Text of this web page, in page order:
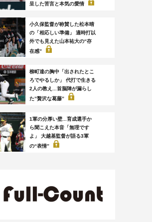
呈した苦言と本気の愛情
小久保監督が称賛した松本晴
の「相応しい準備」 適時打以
外でも見えた山本祐大の“存
在感”
柳町達の胸中「出されたとこ
ろでやるしか」 代打で生きる
2人の教え...首脳陣が漏らし
た”贅沢な葛藤”
1軍の分厚い壁...育成選手か
ら聞こえた本音「無理です
よ」 大越基監督が語る3軍
の“表情”